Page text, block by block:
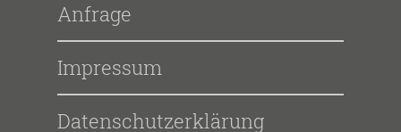
Anfrage
Impressum
Datenschutzerklärung